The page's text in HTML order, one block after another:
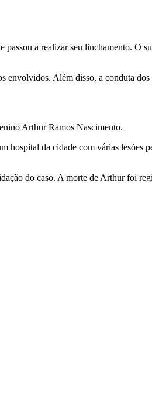
a realizar seu linchamento. O
Além disso, a conduta dos
Arthur Ramos Nascimento.
da cidade com várias lesões
do caso. A morte de Arthur foi